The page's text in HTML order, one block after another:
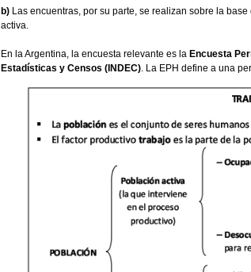
b)Las encuentras, por su parte, se realizan sobre la base
activa.
En la Argentina, la encuesta relevante es la Encuesta
Estadísticas y Censos (INDEC). La EPH define a una